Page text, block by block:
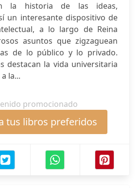
la historia de las ideas,
un interesante dispositivo de
a lo largo de Reina
asuntos que zigzaguean
de lo público y lo privado.
destacan la vida universitaria
la...
promocionado
tus libros preferidos